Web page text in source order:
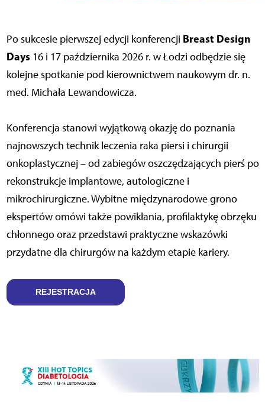
Po sukcesie pierwszej edycji konferencji Breast Design
Days16 i 17 października 2026 r. w Łodzi odbędzie się
kolejne spotkanie pod kierownictwem naukowym dr. n.
med. Michała Lewandowicza.
Konferencja stanowi wyjątkową okazję do poznania
najnowszych technik leczenia raka piersi i chirurgii
onkoplastycznej – od zabiegów oszczędzających pierś po
rekonstrukcje implantowe, autologiczne i
mikrochirurgiczne. Wybitne międzynarodowe grono
ekspertów omówi także powikłania, profilaktykę obrzęku
chłonnego oraz przedstawi praktyczne wskazówki
przydatne dla chirurgów na każdym etapie kariery.
REJESTRACJA